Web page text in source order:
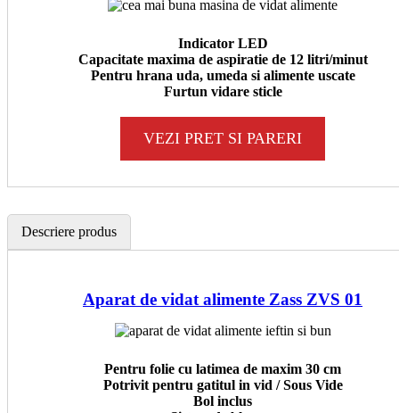
Indicator LED
Capacitate maxima de aspiratie de 12 litri/minut
Pentru hrana uda, umeda si alimente uscate
Furtun vidare sticle
VEZI PRET SI PARERI
Descriere produs
Aparat de vidat alimente Zass ZVS 01
Pentru folie cu latimea de maxim 30 cm
Potrivit pentru gatitul in vid / Sous Vide
Bol inclus